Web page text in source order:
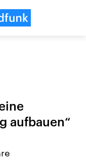
aufbauen“